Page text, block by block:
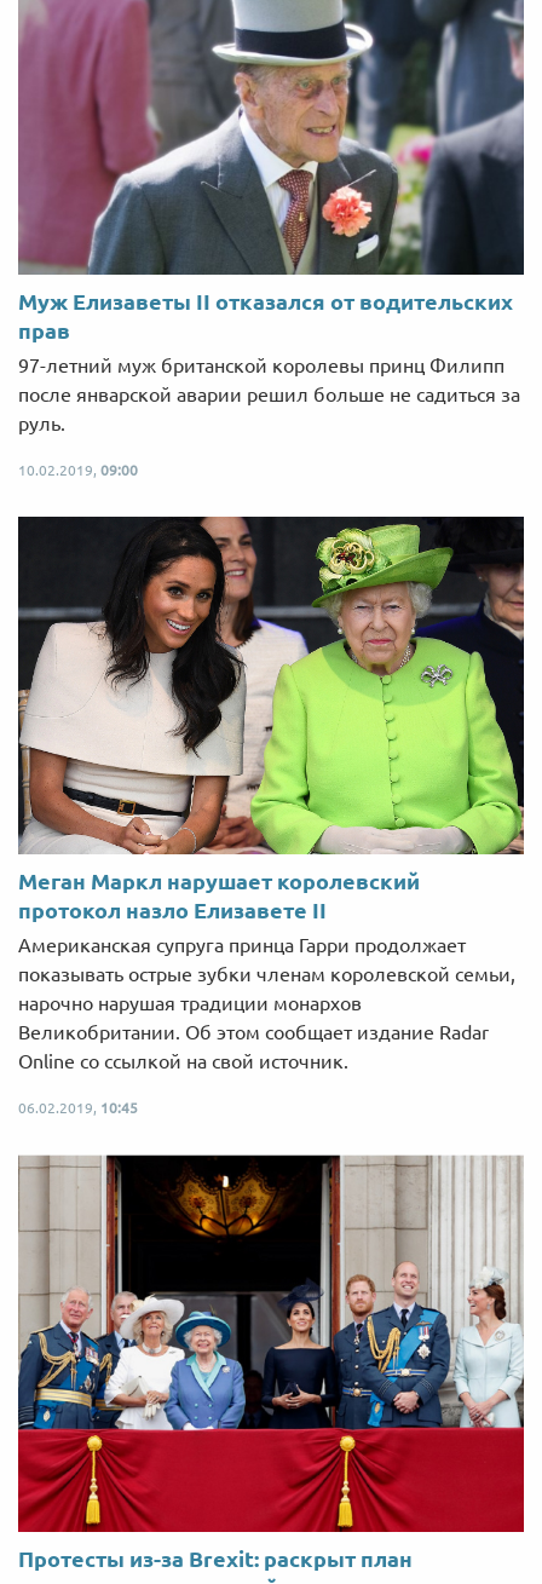
Муж Елизаветы II отказался от водительских
прав
97-летний муж британской королевы принц Филипп
после январской аварии решил больше не садиться за
руль.
10.02.2019, 09:00
Меган Маркл нарушает королевский
протокол назло Елизавете II
Американская супруга принца Гарри продолжает
показывать острые зубки членам королевской семьи,
нарочно нарушая традиции монархов
Великобритании. Об этом сообщает издание Radar
Online со ссылкой на свой источник.
06.02.2019, 10:45
Протесты из-за Brexit: раскрыт план